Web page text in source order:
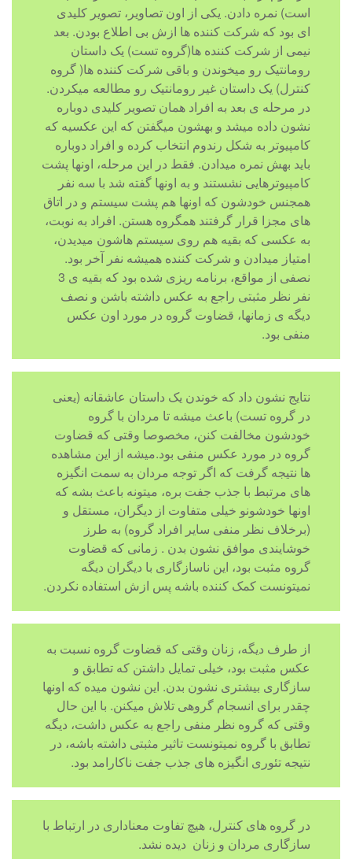
است) نمره دادن. یکی از اون تصاویر، تصویر کلیدی
ای بود که شرکت کننده ها ازش بی اطلاع بودن. بعد
نیمی از شرکت کننده ها(گروه تست) یک داستان
رومانتیک رو میخوندن و باقی شرکت کننده ها( گروه
کنترل) یک داستان غیر رومانتیک رو مطالعه میکردن.
در مرحله ی بعد به افراد همان تصویر کلیدی دوباره
نشون داده میشد و بهشون میگفتن که این عکسیه که
کامپیوتر به شکل رندوم انتخاب کرده و افراد دوباره
باید بهش نمره میدادن. فقط در این مرحله، اونها پشت
کامپیوترهایی نشستند و به اونها گفته شد با سه نفر
همجنس خودشون که اونها هم پشت سیستم و در اتاق
های مجزا قرار گرفتند همگروه هستن. افراد به نوبت،
به عکسی که بقیه هم روی سیستم هاشون میدیدن،
امتیاز میدادن و شرکت کننده همیشه نفر آخر بود.
نصفی از مواقع، برنامه ریزی شده بود که بقیه ی 3
نفر نظر مثبتی راجع به عکس داشته باشن و نصف
دیگه ی زمانها، قضاوت گروه در مورد اون عکس
منفی بود.
نتایج نشون داد که خوندن یک داستان عاشقانه (یعنی
در گروه تست) باعث میشه تا مردان با گروه
خودشون مخالفت کنن، مخصوصا وقتی که قضاوت
گروه در مورد عکس منفی بود.میشه از این مشاهده
ها نتیجه گرفت که اگر توجه مردان به سمت انگیزه
های مرتبط با جذب جفت بره، میتونه باعث بشه که
اونها خودشونو خیلی متفاوت از دیگران، مستقل و
(برخلاف نظر منفی سایر افراد گروه) به طرز
خوشایندی موافق نشون بدن . زمانی که قضاوت
گروه مثبت بود، این ناسازگاری با دیگران دیگه
نمیتونست کمک کننده باشه پس ازش استفاده نکردن.
از طرف دیگه، زنان وقتی که قضاوت گروه نسبت به
عکس مثبت بود، خیلی تمایل داشتن که تطابق و
سازگاری بیشتری نشون بدن. این نشون میده که اونها
چقدر برای انسجام گروهی تلاش میکنن. با این حال
وقتی که گروه نظر منفی راجع به عکس داشت، دیگه
تطابق با گروه نمیتونست تاثیر مثبتی داشته باشه، در
نتیجه تئوری انگیزه های جذب جفت ناکارامد بود.
در گروه های کنترل، هیچ تفاوت معناداری در ارتباط با
سازگاری مردان و زنان دیده نشد.